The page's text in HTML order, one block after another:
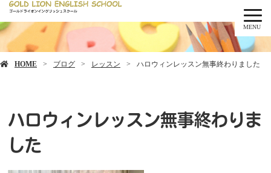
MENU
HOME ブログ レッスン ハロウィンレッスン無事終わりました
ハロウィンレッスン無事終わりま
した